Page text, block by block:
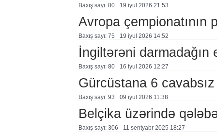
Baxış sayı: 80 19 i̇yul 2026 21:53
Avropa çempionatının
Baxış sayı: 75 19 i̇yul 2026 14:52
İngiltərəni darmadağın
Baxış sayı: 80 16 i̇yul 2026 12:27
Gürcüstana 6
Baxış sayı: 93 09 i̇yul 2026 11:38
Belçika üzərində
Baxış sayı: 306 11 sentyabr 2025 18:27